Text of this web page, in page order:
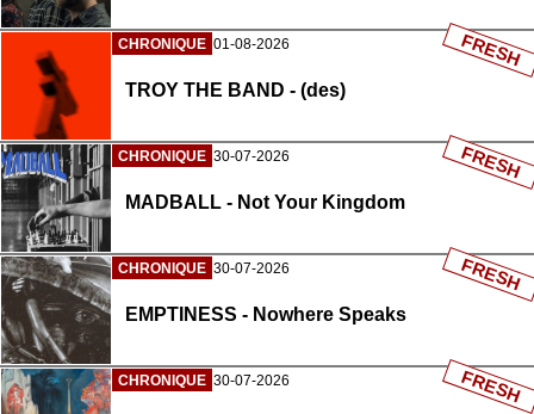
CHRONIQUE 01-08-2026
TROY THE BAND - (des)
FRESH
CHRONIQUE 30-07-2026
MADBALL - Not Your Kingdom
FRESH
CHRONIQUE 30-07-2026
EMPTINESS - Nowhere Speaks
FRESH
CHRONIQUE 30-07-2026 FRESH